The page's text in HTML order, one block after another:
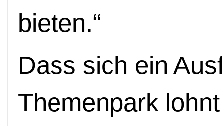
bieten.“
Dass sich ein
Themenpark